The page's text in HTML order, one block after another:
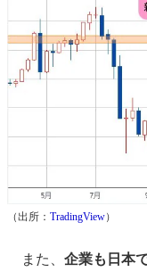
（出所： TradingView）
また、 企業も日本